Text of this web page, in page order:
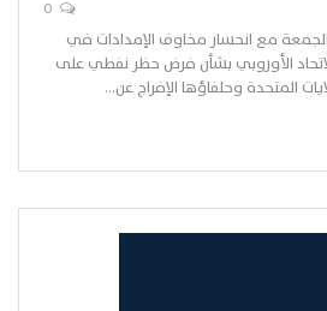
الجمعة مع انحسار مخاوف الإمدادات في
الأوروبي بشأن فرض حظر نفطي على
المتحدة وحلفاؤها الإفراج عن…